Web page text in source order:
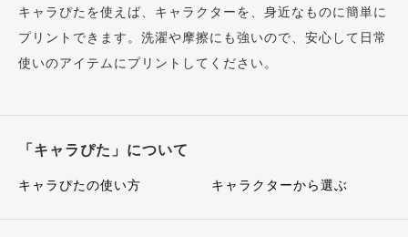
キャラぴたを使えば、キャラクターを、身近なものに簡単に
プリントできます。洗濯や摩擦にも強いので、安心して日常
使いのアイテムにプリントしてください。
「キャラぴた」について
キャラぴたの使い方 キャラクターから選ぶ